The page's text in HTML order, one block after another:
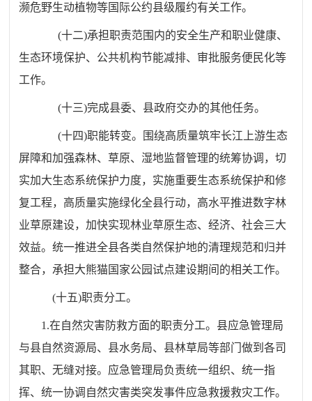
濒危野生动植物等国际公约县级履约有关工作。
(十二)承担职责范围内的安全生产和职业健康、
生态环境保护、公共机构节能减排、审批服务便民化等
工作。
(十三)完成县委、县政府交办的其他任务。
(十四)职能转变。围绕高质量筑牢长江上游生态
屏障和加强森林、草原、湿地监督管理的统筹协调，切
实加大生态系统保护力度，实施重要生态系统保护和修
复工程，高质量实施绿化全县行动，高水平推进数字林
业草原建设，加快实现林业草原生态、经济、社会三大
效益。统一推进全县各类自然保护地的清理规范和归并
整合，承担大熊猫国家公园试点建设期间的相关工作。
(十五)职责分工。
1.在自然灾害防救方面的职责分工。县应急管理局
与县自然资源局、县水务局、县林草局等部门做到各司
其职、无缝对接。应急管理局负责统一组织、统一指
挥、统一协调自然灾害类突发事件应急救援救灾工作。